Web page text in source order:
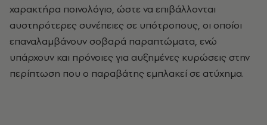
χαρακτήρα ποινολόγιο, ώστε να επιβάλλονται
αυστηρότερες συνέπειες σε υπότροπους, οι οποίοι
επαναλαμβάνουν σοβαρά παραπτώματα, ενώ
υπάρχουν και πρόνοιες για αυξημένες κυρώσεις στην
περίπτωση που ο παραβάτης εμπλακεί σε ατύχημα.